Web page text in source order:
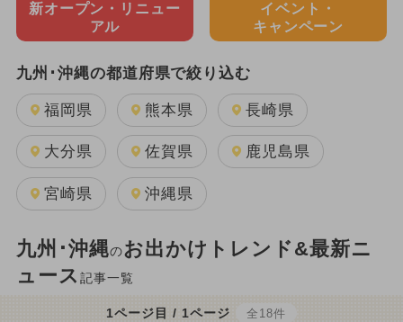
新オープン・ リニュー
アル
イベント・
キャンペーン
九州･沖縄の都道府県で絞り込む
福岡県 熊本県 長崎県
大分県 佐賀県 鹿児島県
宮崎県 沖縄県
九州･沖縄のお出かけトレンド&最新ニ
ュース 記事一覧
1ページ目 / 1ページ 全18件